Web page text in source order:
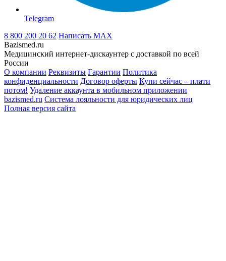
Telegram
8 800 200 20 62 Написать MAX
Bazismed.ru
Медицинский интернет-дискаунтер с доставкой по всей
России
О компании Реквизиты Гарантии Политика
конфиденциальности Договор оферты Купи сейчас – плати
потом! Удаление аккаунта в мобильном приложении
bazismed.ru Система лояльности для юридических лиц
Полная версия сайта